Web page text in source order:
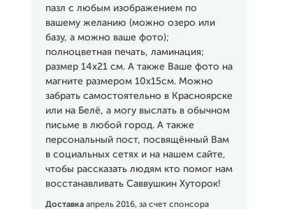
пазл с любым изображением по
вашему желанию (можно озеро или
базу, а можно ваше фото);
полноцветная печать, ламинация;
размер 14х21 см. А также Ваше фото на
магните размером 10х15см. Можно
забрать самостоятельно в Красноярске
или на Белё, а могу выслать в обычном
письме в любой город. А также
персональный пост, посвящённый Вам
в социальных сетях и на нашем сайте,
чтобы рассказать людям кто помог нам
восстанавливать Саввушкин Хуторок!
Доставка апрель 2016, за счет спонсора